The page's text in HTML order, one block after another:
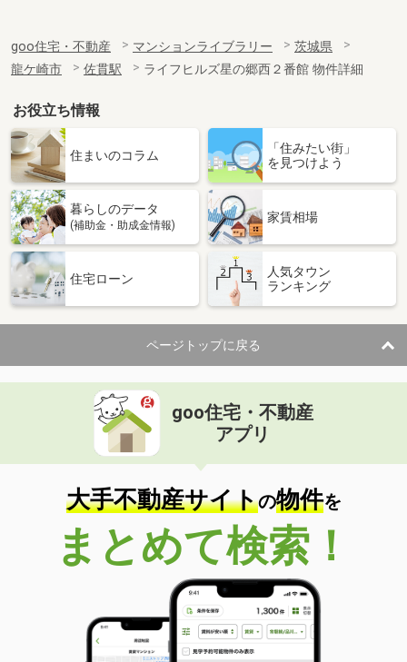
goo住宅・不動産 マンションライブラリー
茨城県
龍ケ崎市
佐貫駅 ライフヒルズ星の郷西２番館 物件詳細
お役立ち情報
住まいのコラム
「住みたい街」
を見つけよう
暮らしのデータ
(補助金・助成金情報)
家賃相場
住宅ローン
人気タウン
ランキング
ページトップに戻る
goo住宅・不動産
アプリ
大手不動産サイトの物件を
まとめて検索！